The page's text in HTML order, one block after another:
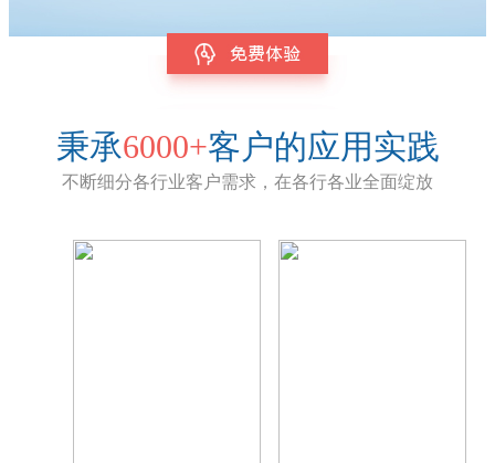
秉承6000+客户的应用实践
不断细分各行业客户需求，在各行各业全面绽放